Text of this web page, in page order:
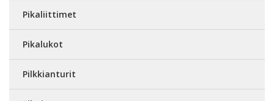
Pikaliittimet
Pikalukot
Pilkkianturit